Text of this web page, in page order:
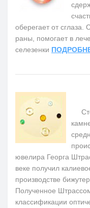
оберегает от сглаза.
раны, помогает в
селезенки
ювелира Георга
веке получил
производстве
Полученное
классификации